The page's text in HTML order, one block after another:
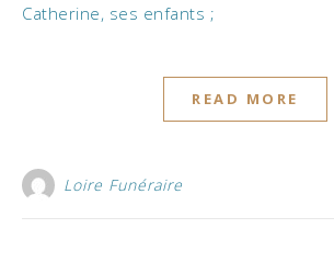
Catherine, ses enfants ;
READ MORE
Loire Funéraire